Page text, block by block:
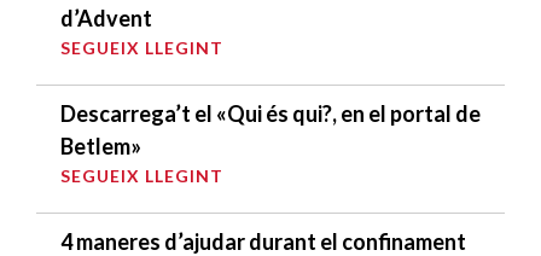
d’Advent
SEGUEIX LLEGINT
Descarrega’t el «Qui és qui?, en el portal de
Betlem»
SEGUEIX LLEGINT
4 maneres d’ajudar durant el confinament